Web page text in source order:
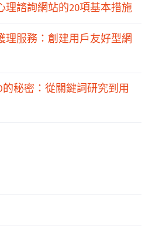
理諮詢網站的20項基本措施
理服務：創建用戶友好型網
的秘密：從關鍵詞研究到用